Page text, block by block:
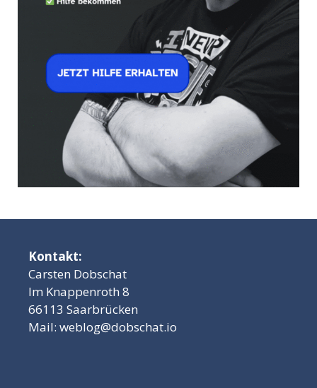
Kontakt:
Carsten Dobschat
Im Knappenroth 8
66113 Saarbrücken
Mail: weblog@dobschat.io